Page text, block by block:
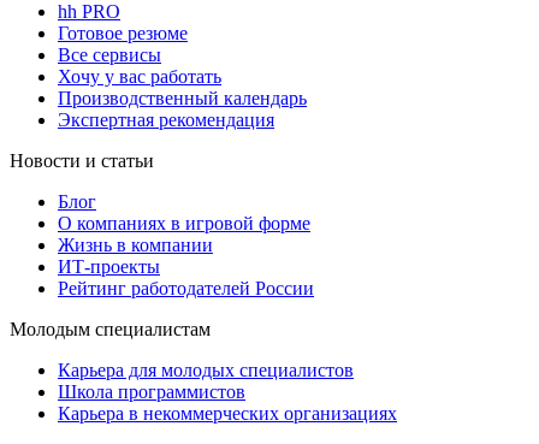
hh PRO
Готовое резюме
Все сервисы
Хочу у вас работать
Производственный календарь
Экспертная рекомендация
Новости и статьи
Блог
О компаниях в игровой форме
Жизнь в компании
ИТ-проекты
Рейтинг работодателей России
Молодым специалистам
Карьера для молодых специалистов
Школа программистов
Карьера в некоммерческих организациях